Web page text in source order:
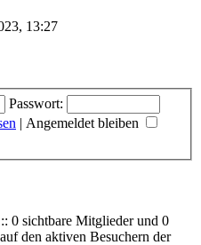
13:27
Passwort:
| Angemeldet bleiben
0 sichtbare Mitglieder und 0
den aktiven Besuchern der